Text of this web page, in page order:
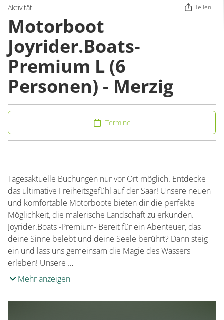
Aktivität Teilen
Motorboot
Joyrider.Boats-
Premium L (6
Personen) - Merzig
Termine
Tagesaktuelle Buchungen nur vor Ort möglich. Entdecke
das ultimative Freiheitsgefühl auf der Saar! Unsere neuen
und komfortable Motorboote bieten dir die perfekte
Möglichkeit, die malerische Landschaft zu erkunden.
Joyrider.Boats -Premium- Bereit für ein Abenteuer, das
deine Sinne belebt und deine Seele berührt? Dann steig
ein und lass uns gemeinsam die Magie des Wassers
erleben! Unsere …
Mehr anzeigen